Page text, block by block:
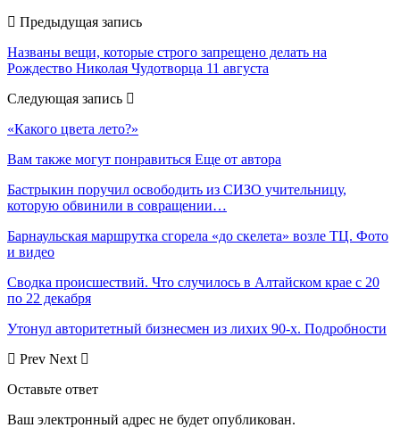
Предыдущая запись
Названы вещи, которые строго запрещено делать на
Рождество Николая Чудотворца 11 августа
Следующая запись
«Какого цвета лето?»
Вам также могут понравиться Еще от автора
Бастрыкин поручил освободить из СИЗО учительницу,
которую обвинили в совращении…
Барнаульская маршрутка сгорела «до скелета» возле ТЦ. Фото
и видео
Сводка происшествий. Что случилось в Алтайском крае с 20
по 22 декабря
Утонул авторитетный бизнесмен из лихих 90-х. Подробности
Prev Next
Оставьте ответ
Ваш электронный адрес не будет опубликован.